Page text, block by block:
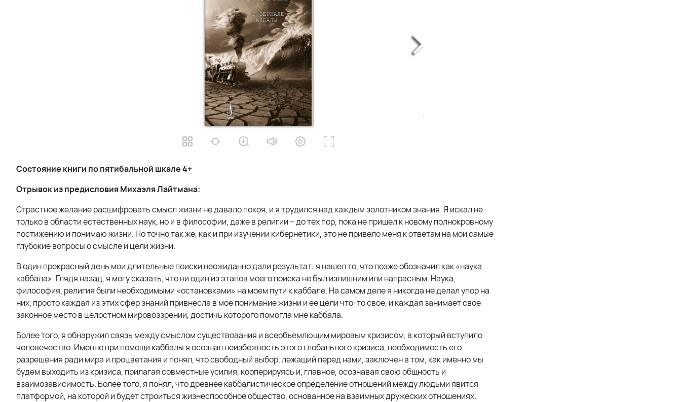
Состояние книги по пятибальной шкале 4+
Отрывок из предисловия Михаэля Лайтмана:
Страстное желание расшифровать смысл жизни не давало покоя, и я трудился над каждым золотником знания. Я искал не
только в области естественных наук, но и в философии, даже в религии – до тех пор, пока не пришел к новому полнокровному
постижению и понимаю жизни. Но точно так же, как и при изучении кибернетики, это не привело меня к ответам на мои самые
глубокие вопросы о смысле и цели жизни.
В один прекрасный день мои длительные поиски неожиданно дали результат: я нашел то, что позже обозначил как «наука
каббала». Глядя назад, я могу сказать, что ни один из этапов моего поиска не был излишним или напрасным. Наука,
философия, религия были необходимыми «остановками» на моем пути к каббале. На самом деле я никогда не делал упор на
них, просто каждая из этих сфер знаний привнесла в мое понимание жизни и ее цели что-то свое, и каждая занимает свое
законное место в целостном мировоззрении, достичь которого помогла мне каббала.
Более того, я обнаружил связь между смыслом существования и всеобъемлющим мировым кризисом, в который вступило
человечество. Именно при помощи каббалы я осознал неизбежность этого глобального кризиса, необходимость его
разрешения ради мира и процветания и понял, что свободный выбор, лежащий перед нами, заключен в том, как именно мы
будем выходить из кризиса, прилагая совместные усилия, кооперируясь и, главное, осознавая свою общность и
взаимозависимость. Более того, я понял, что древнее каббалистическое определение отношений между людьми явится
платформой, на которой и будет строиться жизнеспособное общество, основанное на взаимных дружеских отношениях.